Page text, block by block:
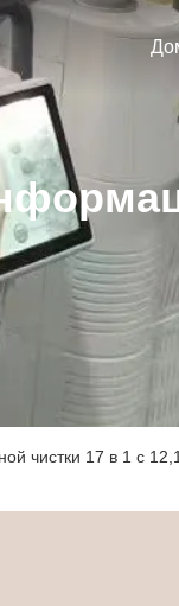
чистки 17 в 1 с